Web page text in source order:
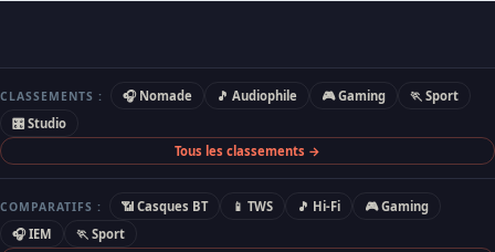
CLASSEMENTS : 🎧 Nomade 🎵 Audiophile 🎮 Gaming
🏃 Sport
🎛 Studio
Tous les classements →
COMPARATIFS : 📶 Casques BT 📱 TWS 🎵 Hi-Fi
🎮 Gaming
🎧 IEM
🏃 Sport